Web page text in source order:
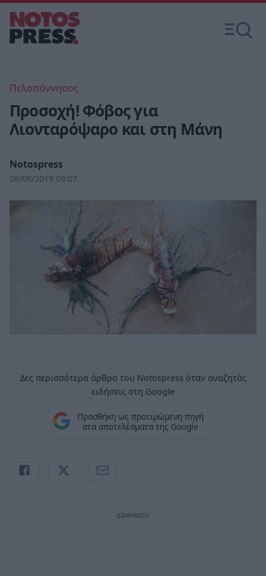
Πελοπόννησος
Προσοχή! Φόβος για
Λιονταρόψαρο και στη Μάνη
Notospress
08/08/2019 09:07
Δες περισσότερα άρθρα του Notospress όταν αναζητάς
ειδήσεις στη Google
Προσθήκη ως προτιμώμενη πηγή
στα αποτελέσματα της Google